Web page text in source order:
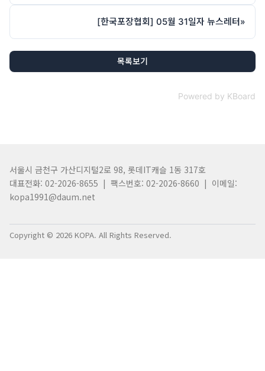
[한국포장협회] 05월 31일자 뉴스레터»
목록보기
Powered by KBoard
서울시 금천구 가산디지털2로 98, 롯데IT캐슬 1동 317호
대표전화: 02-2026-8655 | 팩스번호: 02-2026-8660 | 이메일:
kopa1991@daum.net
Copyright © 2026 KOPA. All Rights Reserved.